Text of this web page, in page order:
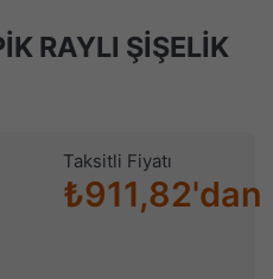
RAYLI ŞİŞELİK
Taksitli Fiyatı
₺911,82'dan